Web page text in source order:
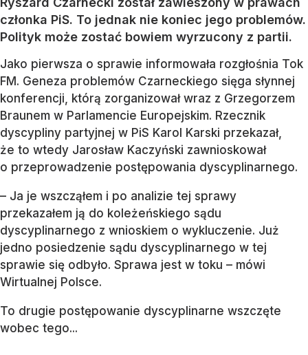
członka PiS. To jednak nie koniec jego problemów.
Polityk może zostać bowiem wyrzucony z partii.
Jako pierwsza o sprawie informowała rozgłośnia Tok
FM. Geneza problemów Czarneckiego sięga słynnej
konferencji, którą zorganizował wraz z Grzegorzem
Braunem w Parlamencie Europejskim. Rzecznik
dyscypliny partyjnej w PiS Karol Karski przekazał,
że to wtedy Jarosław Kaczyński zawnioskował
o przeprowadzenie postępowania dyscyplinarnego.
– Ja je wszcząłem i po analizie tej sprawy
przekazałem ją do koleżeńskiego sądu
dyscyplinarnego z wnioskiem o wykluczenie. Już
jedno posiedzenie sądu dyscyplinarnego w tej
sprawie się odbyło. Sprawa jest w toku – mówi
Wirtualnej Polsce.
To drugie postępowanie dyscyplinarne wszczęte
wobec tego...